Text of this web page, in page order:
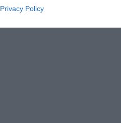
Privacy Policy